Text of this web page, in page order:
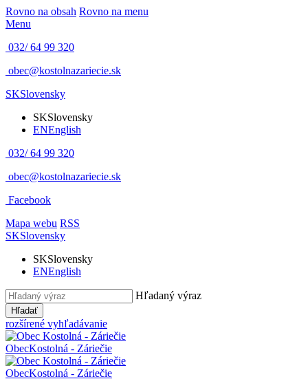
Rovno na obsah Rovno na menu
Menu
032/ 64 99 320
obec@kostolnazariecie.sk
SKSlovensky
SKSlovensky
ENEnglish
032/ 64 99 320
obec@kostolnazariecie.sk
Facebook
Mapa webu RSS
SKSlovensky
SKSlovensky
ENEnglish
Hľadaný výraz
Hľadať
rozšírené vyhľadávanie
ObecKostolná - Záriečie
ObecKostolná - Záriečie